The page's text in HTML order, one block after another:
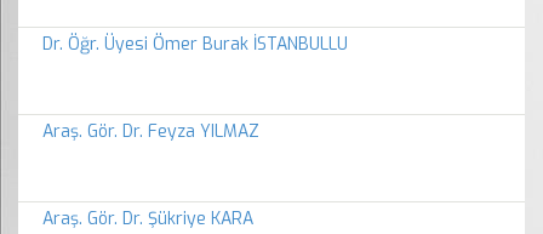
Dr. Öğr. Üyesi Ömer Burak İSTANBULLU
Araş. Gör. Dr. Feyza YILMAZ
Araş. Gör. Dr. Şükriye KARA